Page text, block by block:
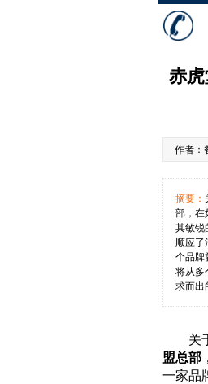
赤
作者：
摘要：
部，在
其敏锐
顺应了
个品牌
将从多
求而出
关
盟总部
一家品